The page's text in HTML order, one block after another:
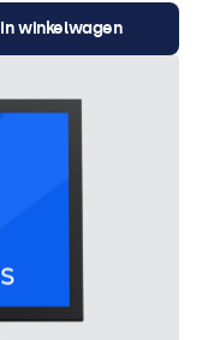
In winkelwagen